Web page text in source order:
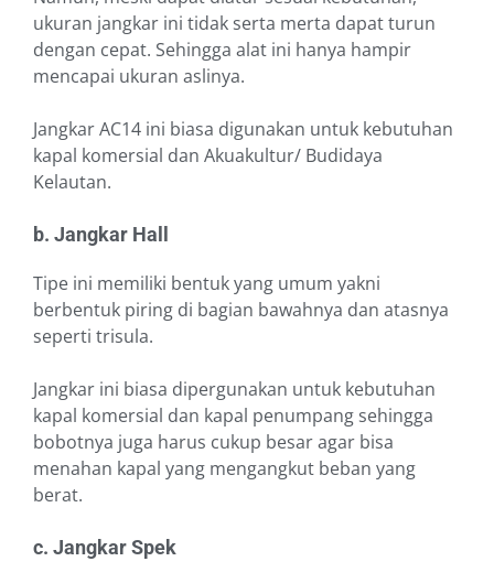
ukuran jangkar ini tidak serta merta dapat turun
dengan cepat. Sehingga alat ini hanya hampir
mencapai ukuran aslinya.
Jangkar AC14 ini biasa digunakan untuk kebutuhan
kapal komersial dan Akuakultur/ Budidaya
Kelautan.
b. Jangkar Hall
Tipe ini memiliki bentuk yang umum yakni
berbentuk piring di bagian bawahnya dan atasnya
seperti trisula.
Jangkar ini biasa dipergunakan untuk kebutuhan
kapal komersial dan kapal penumpang sehingga
bobotnya juga harus cukup besar agar bisa
menahan kapal yang mengangkut beban yang
berat.
c. Jangkar Spek